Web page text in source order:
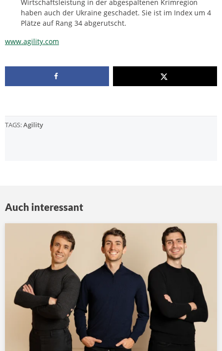
Wirtschaftsleistung in der abgespaltenen Krimregion
haben auch der Ukraine geschadet. Sie ist im Index um 4
Plätze auf Rang 34 abgerutscht.
www.agility.com
TAGS:Agility
Auch interessant